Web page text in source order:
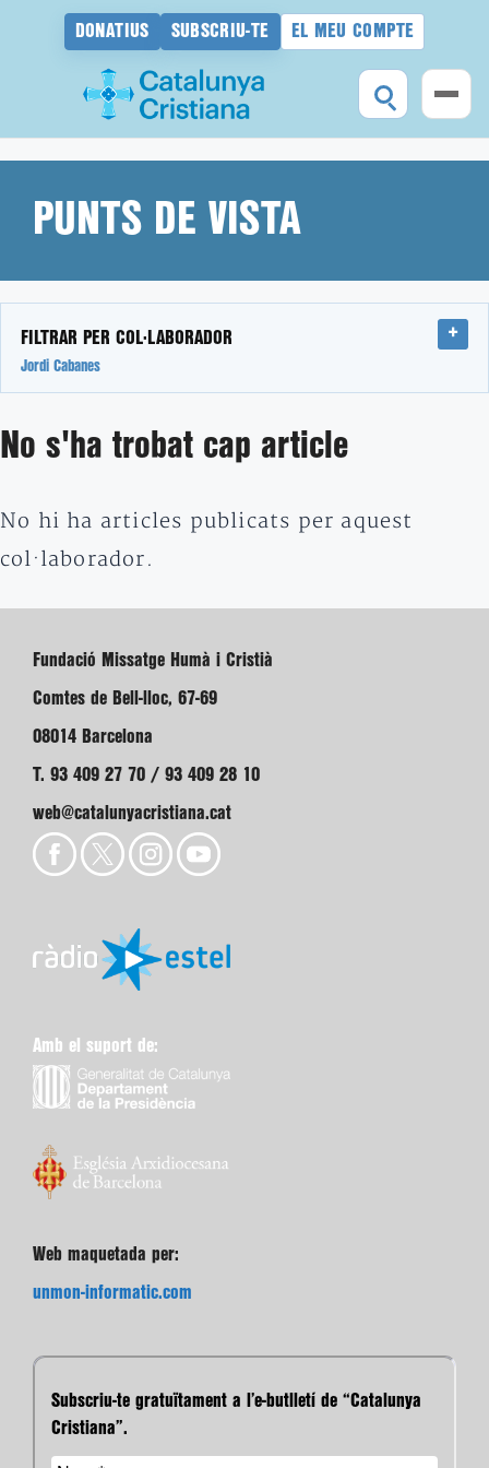
DONATIUS SUBSCRIU-TE EL MEU COMPTE
contingutPUNTS DE VISTA
FILTRAR PER COL·LABORADOR
Jordi Cabanes
No s'ha trobat cap article
No hi ha articles publicats per aquest
col·laborador.
Fundació Missatge Humà i Cristià
Comtes de Bell-lloc, 67-69
08014 Barcelona
T. 93 409 27 70 / 93 409 28 10
web@catalunyacristiana.cat
Amb el suport de:
Web maquetada per:
unmon-informatic.com
Subscriu-te gratuïtament a l’e-butlletí de “Catalunya
Cristiana”.